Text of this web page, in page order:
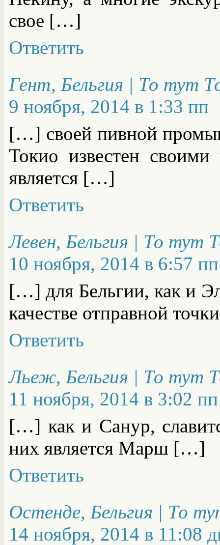
свое […]
Ответить
Гент, Бельгия | То тут
9 ноября, 2014 в 1:33 пп
[…] своей пивной
Токио известен
является […]
Ответить
Левен, Бельгия | То тут
10 ноября, 2014 в 6:57 пп
[…] для Бельгии, как и
качестве отправной
Ответить
Льеж, Бельгия | То тут
11 ноября, 2014 в 3:02 пп
[…] как и Санур,
них является Марш […]
Ответить
Остенде, Бельгия | То
14 ноября, 2014 в 11:08